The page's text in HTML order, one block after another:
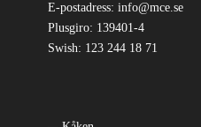
E-postadress: info@mce.se
Plusgiro: 139401-4
Swish: 123 244 18 71